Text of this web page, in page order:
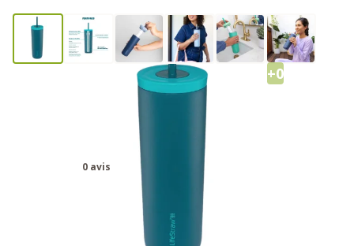
+0
LifeStraw Go Tumbler filtreur
d’eau en acier inoxydable Laguna-
0 avis